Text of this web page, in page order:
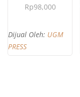
Rp98,000
Dijual Oleh: UGM
PRESS